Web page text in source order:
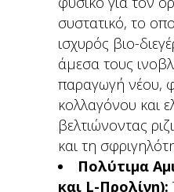
συστατικό, το
ισχυρός βιο-
άμεσα τους
παραγωγή νέου,
κολλαγόνου και
βελτιώνοντας
και τη
Πολύτιμα
και L-Προλίνη):